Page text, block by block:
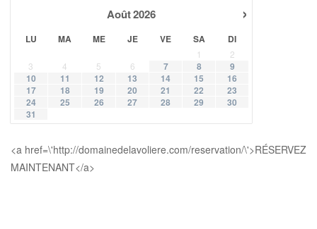
›
Août2026
LU MA ME JE VE SA DI
1
2
3
4 5 6 7 8
9
10
11 12 13 14 15
16
17
18 19 20 21 22
23
24
25 26 27 28 29
30
31
<a href=\'http://domainedelavoliere.com/reservation/\'>RÉSERVEZ
MAINTENANT</a>